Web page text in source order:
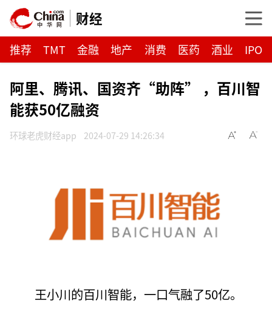
财经
推荐 TMT 金融 地产 消费 医药 酒业 IPO
阿里、腾讯、国资齐“助阵” ，百川智
能获50亿融资
环球老虎财经app 2024-07-29 14:26:34
王小川的百川智能，一口气融了50亿。